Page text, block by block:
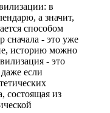
в
а значит,
способом
сначала - это уже
историю можно
- это
если
состоящая из